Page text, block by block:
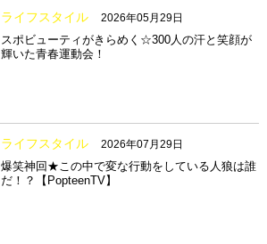
ライフスタイル 2026年05月29日
スポビューティがきらめく☆300人の汗と笑顔が
輝いた青春運動会！
ライフスタイル 2026年07月29日
爆笑神回★この中で変な行動をしている人狼は誰
だ！？【PopteenTV】